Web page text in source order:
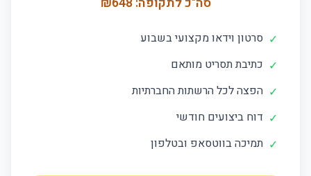
✓ סרטון וידאו מקצועי בשבוע
✓ כתיבת תסריט מותאם
✓ הפצה לכל הרשתות החברתיות
✓ דוח ביצועים חודשי
✓ תמיכה בווטסאפ ובטלפון